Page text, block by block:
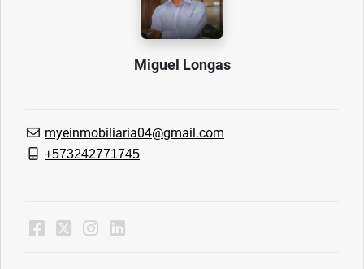
Miguel Longas
myeinmobiliaria04@gmail.com
+573242771745